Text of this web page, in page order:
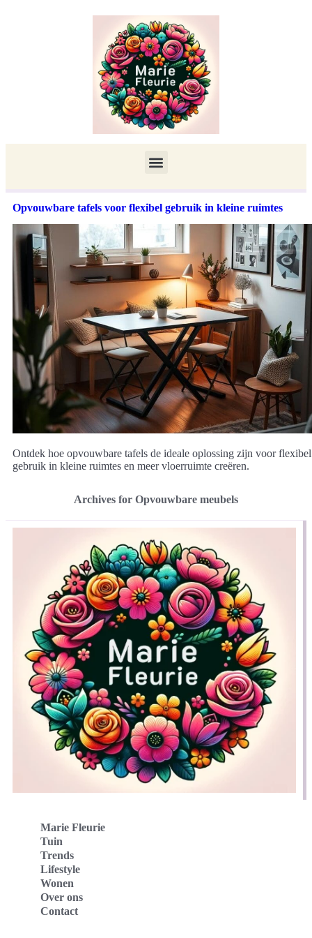
Opvouwbare tafels voor flexibel gebruik in kleine ruimtes
Ontdek hoe opvouwbare tafels de ideale oplossing zijn voor flexibel
gebruik in kleine ruimtes en meer vloerruimte creëren.
Archives for Opvouwbare meubels
Marie Fleurie
Tuin
Trends
Lifestyle
Wonen
Over ons
Contact